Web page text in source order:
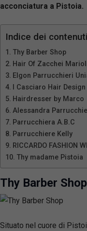
acconciatura a Pistoia.
Indice dei contenuti
Thy Barber Shop
Hair Of Zacchei
Elgon Parrucchieri
I Casciaro Hair Design
Hairdresser by Marco
Alessandra
Parrucchiera A.B.C
Parrucchiere Kelly
RICCARDO FASHION
Thy madame Pistoia
Thy Barber Shop
Situato nel cuore di